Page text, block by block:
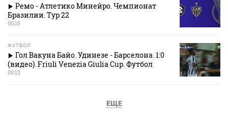
Ремо - Атлетико Минейро. Чемпионат
Бразилии. Тур 22
00:15
ФУТБОЛ
Гол Вакуна Байо. Удинезе - Барселона. 1:0
(видео). Friuli Venezia Giulia Cup. Футбол
00:12
ЕЩЕ